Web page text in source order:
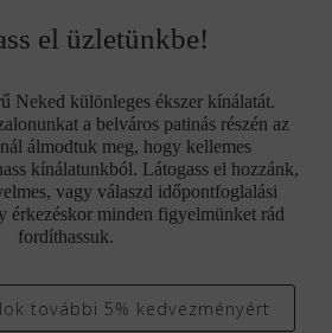
el üzletünkbe!
Neked különleges ékszer kínálatát.
a belváros patinás részén az
álmodtuk meg, hogy kellemes
kínálatunkból. Látogass el hozzánk,
vagy válaszd időpontfoglalási
érkezéskor minden figyelmünket rád
fordíthassuk.
további 5% kedvezményért